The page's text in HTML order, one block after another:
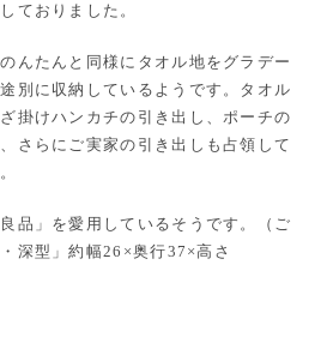
ておりました。
んたんと同様にタオル地をグラデー
別に収納しているようです。タオル
掛けハンカチの引き出し、ポーチの
さらにご実家の引き出しも占領して
品」を愛用しているそうです。（ご
深型」約幅26×奥行37×高さ